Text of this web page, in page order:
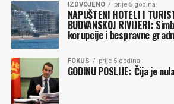
IZDVOJENO prije 5 godina
NAPUŠTENI HOTELI I
BUDVANSKOJ RIVIJERI:
korupcije i bespravne
FOKUS prije 5 godina
GODINU POSLIJE: Čija je